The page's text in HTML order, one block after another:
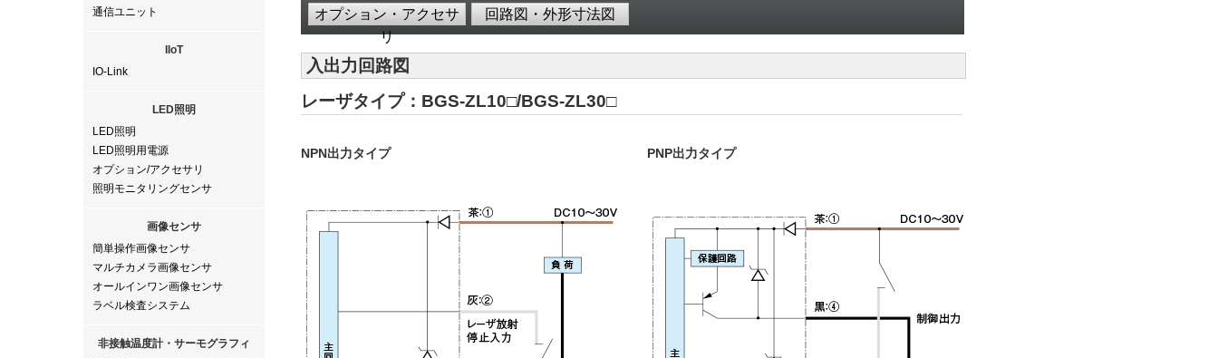
通信ユニット
IIoT
IO-Link
LED照明
LED照明
LED照明用電源
オプション/アクセサリ
照明モニタリングセンサ
画像センサ
簡単操作画像センサ
マルチカメラ画像センサ
オールインワン画像センサ
ラベル検査システム
非接触温度計・サーモグラフィ
オプション・アクセサ
リ
回路図・外形寸法図
入出力回路図
レーザタイプ：BGS-ZL10□/BGS-ZL30□
NPN出力タイプ PNP出力タイプ